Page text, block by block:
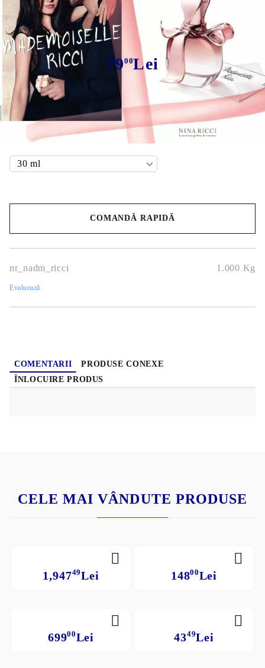
ADM Ricci
7900Lei
Avem în stoc
Volum parfum:
COMANDĂ RAPIDĂ
nr_nadm_ricci 1.000 Kg
Evaluează
COMENTARII
PRODUSE CONEXE
ÎNLOCUIRE PRODUS
CELE MAI VÂNDUTE PRODUSE
1,94749Lei 14800Lei
69900Lei 4349Lei